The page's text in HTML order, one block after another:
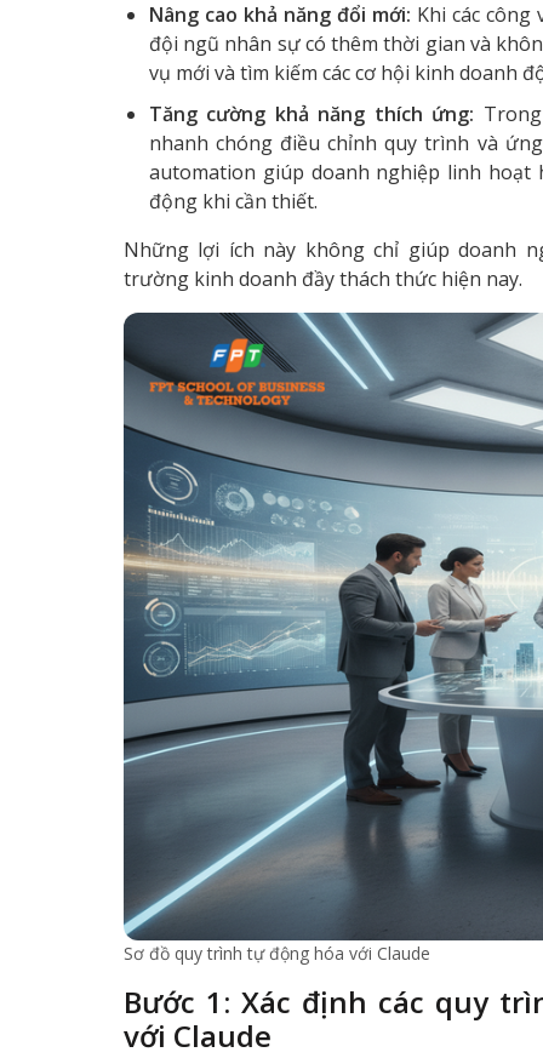
Nâng cao khả năng đổi mới: Khi các
đội ngũ nhân sự có thêm thời gian và
vụ mới và tìm kiếm các cơ hội kinh doanh
Tăng cường khả năng thích ứng:
nhanh chóng điều chỉnh quy trình và
automation giúp doanh nghiệp linh
động khi cần thiết.
Những lợi ích này không chỉ giúp doanh
trường kinh doanh đầy thách thức hiện nay.
Sơ đồ quy trình tự động hóa với Claude
Bước 1: Xác định các quy
với Claude